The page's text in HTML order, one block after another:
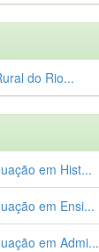
do Rio...
em Hist...
em Ensi...
em Admi...